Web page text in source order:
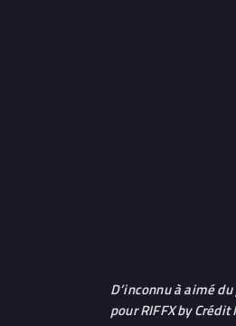
D’inconnu à aimé
pour RIFFX by